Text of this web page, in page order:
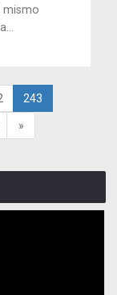
mismo
243
»